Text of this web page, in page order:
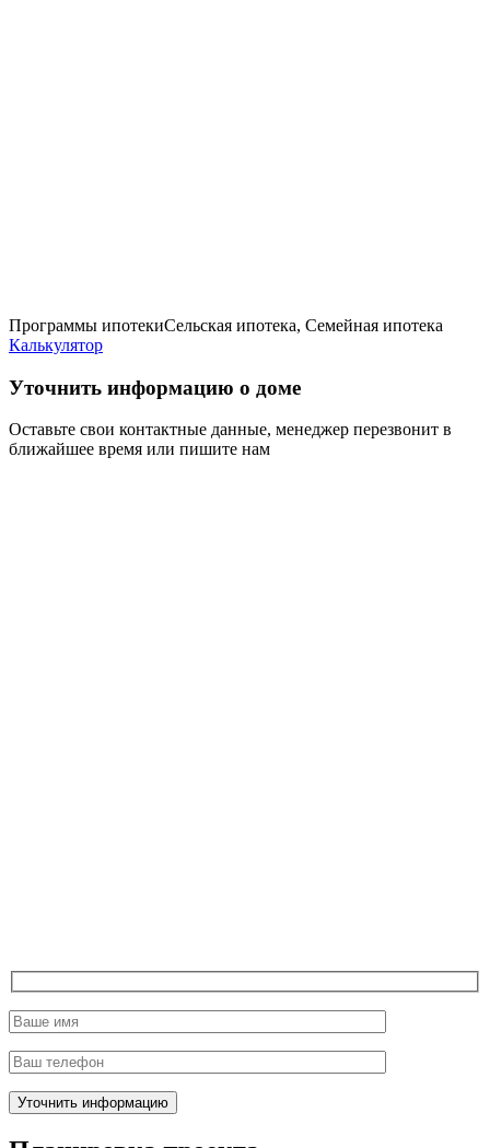
Программы ипотекиСельская ипотека, Семейная ипотека
Калькулятор
Уточнить информацию о доме
Оставьте свои контактные данные, менеджер перезвонит в
ближайшее время или пишите нам